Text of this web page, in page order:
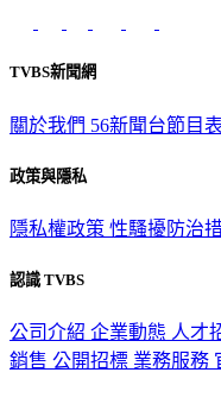
TVBS新聞網
關於我們 56新聞台節目表
政策與隱私
隱私權政策 性騷擾防治
認識 TVBS
公司介紹 企業動態 人才
銷售 公開招標 業務服務